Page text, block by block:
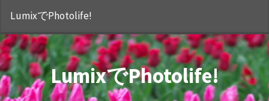
LumixでPhotolife!
LumixでPhotolife!